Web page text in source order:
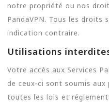
notre propriété ou nos
PandaVPN. Tous les droits
indication contraire.
Utilisations
Votre accès aux Services
de ceux-ci sont soumis
toutes les lois et